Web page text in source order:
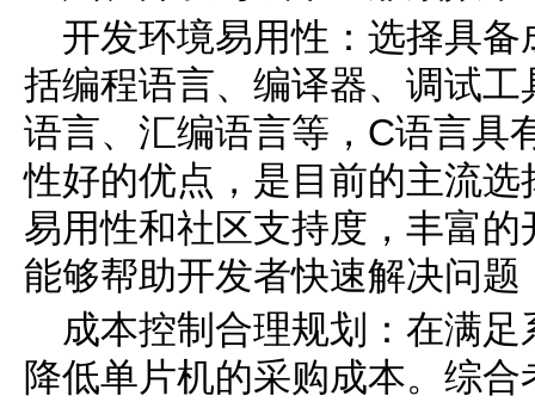
开发环境易用性：选择具
括编程语言、编译器、调试
语言、汇编语言等，C语言具
性好的优点，是目前的主流
易用性和社区支持度，丰富
能够帮助开发者快速解决问
成本控制合理规划：在满
降低单片机的采购成本。综